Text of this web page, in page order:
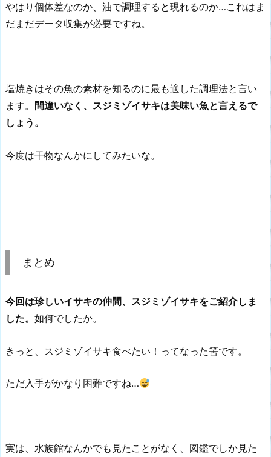
やはり個体差なのか、油で調理すると現れるのか…これはま
だまだデータ収集が必要ですね。
塩焼きはその魚の素材を知るのに最も適した調理法と言い
ます。 間違いなく、スジミゾイサキは美味い魚と言えるで
しょう。
今度は干物なんかにしてみたいな。
まとめ
今回は珍しいイサキの仲間、スジミゾイサキをご紹介しま
した。 如何でしたか。
きっと、スジミゾイサキ食べたい！ってなった筈です。
ただ入手がかなり困難ですね…
実は、水族館なんかでも見たことがなく、図鑑でしか見た